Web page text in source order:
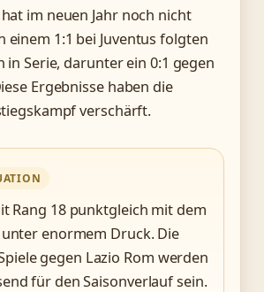
im neuen Jahr noch nicht
einem 1:1 bei Juventus folgten
in Serie, darunter ein 0:1 gegen
Ergebnisse haben die
verschärft.
Rang 18 punktgleich mit dem
enormem Druck. Die
gegen Lazio Rom werden
für den Saisonverlauf sein.